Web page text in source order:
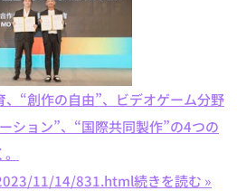
“創作の自由”、ビデオゲーム分野
ション”、“国際共同製作”の4つの
11/14/831.html続きを読む »